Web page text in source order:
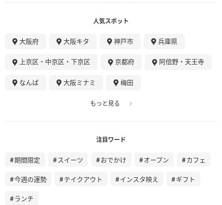
人気スポット
大阪府 大阪キタ 神戸市 兵庫県
上京区・中京区・下京区 京都府 阿倍野・天王寺
なんば 大阪ミナミ 梅田
もっと見る
注目ワード
期間限定 スイーツ おでかけ オープン カフェ
今週の運勢 テイクアウト インスタ映え ギフト
ランチ